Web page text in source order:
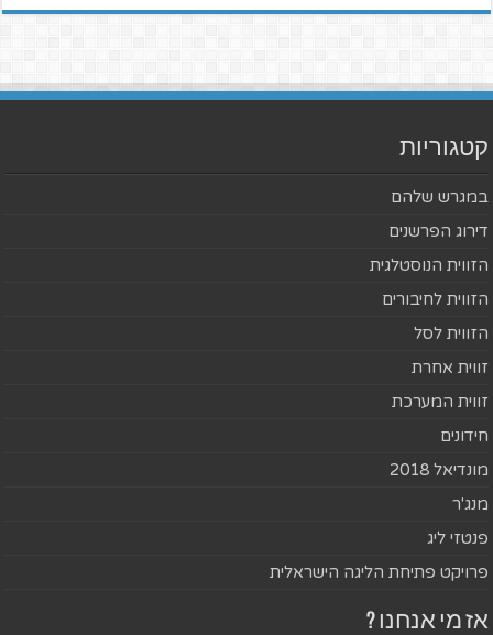
קטגוריות
במגרש שלהם
דירוג הפרשנים
הזווית הנוסטלגית
הזווית לחיבורים
הזווית לסל
זווית אחרת
זווית המערכת
חידונים
מונדיאל 2018
מנג'ר
פנטזי ליג
פרויקט פתיחת הליגה הישראלית
אז מי אנחנו ?